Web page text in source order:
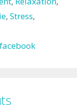
, Stress,